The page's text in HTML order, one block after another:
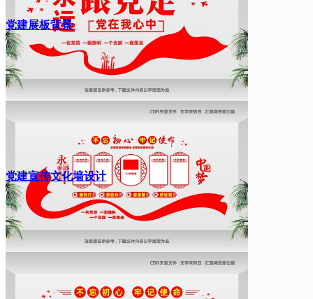
党建展板背景
党建宣传文化墙设计